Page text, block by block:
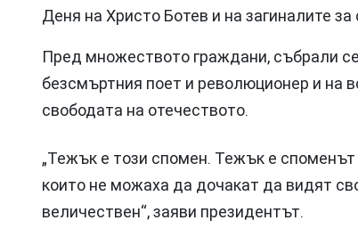
Деня на Христо Ботев и на загиналите
Пред множеството граждани, събрали
безсмъртния поет и революционер и на
свободата на отечеството.
„Тежък е този спомен. Тежък е
които не можаха да дочакат да видят
величествен“, заяви президентът.